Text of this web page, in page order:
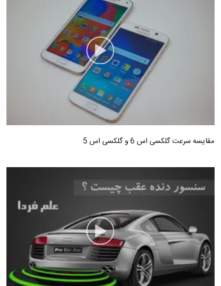
مقایسه سرعت گلکسی اس 6 و گلکسی اس 5